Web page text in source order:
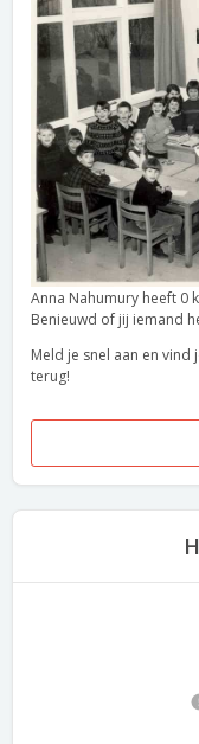
Anna Nahumury heeft 0
Benieuwd of jij iemand
Meld je snel aan en
terug!